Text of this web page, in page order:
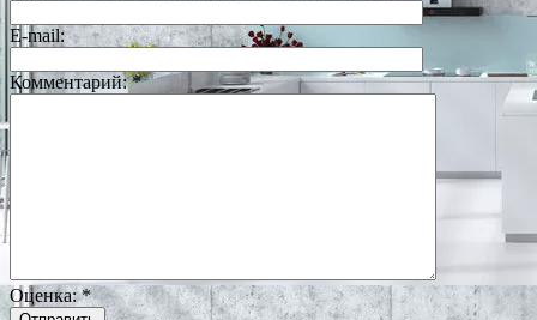
E-mail:
Комментарий:*
Оценка:*